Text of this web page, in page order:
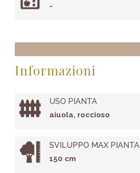
-
Informazioni
USO PIANTA
aiuola, roccioso
SVILUPPO MAX PIANTA
150 cm